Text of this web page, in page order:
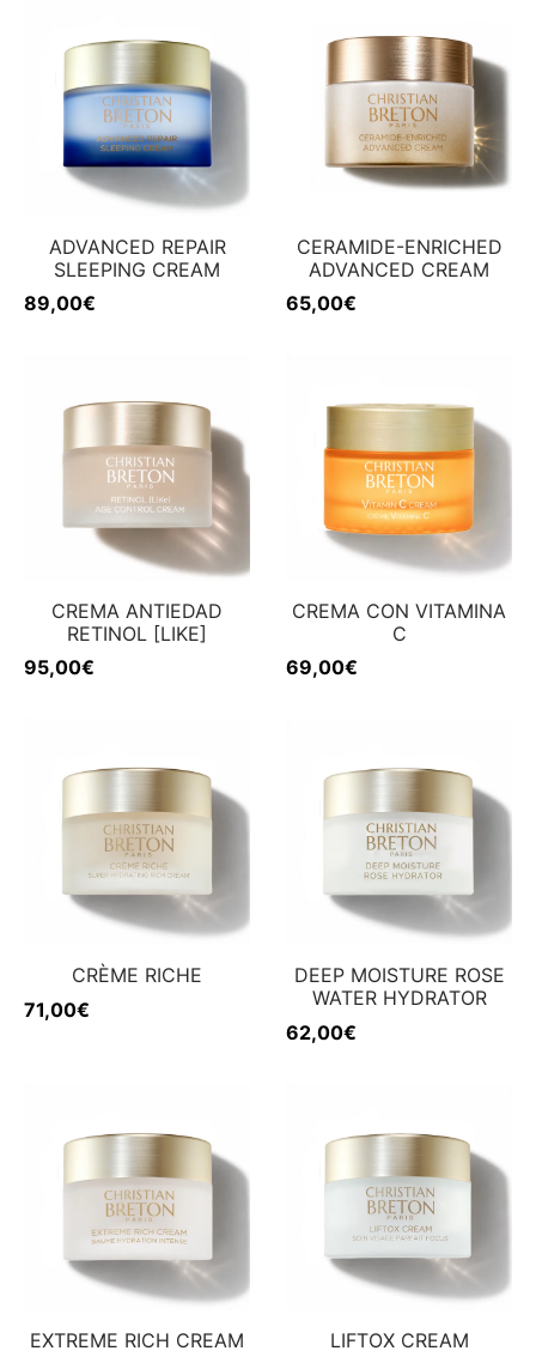
ADVANCED REPAIR
SLEEPING CREAM
89,00€
CERAMIDE-ENRICHED
ADVANCED CREAM
65,00€
CREMA ANTIEDAD
RETINOL [LIKE]
95,00€
CREMA CON VITAMINA
C
69,00€
CRÈME RICHE
71,00€
DEEP MOISTURE ROSE
WATER HYDRATOR
62,00€
EXTREME RICH CREAM
LIFTOX CREAM